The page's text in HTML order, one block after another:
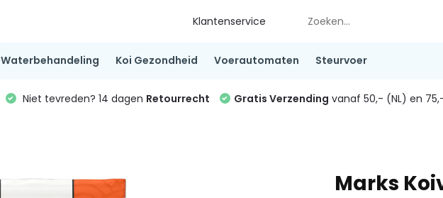
Klantenservice
Waterbehandeling Koi Gezondheid Voerautomaten Steurvoer
Niet tevreden? 14 dagen Retourrecht Gratis Verzending vanaf 50,- (NL) en
Marks